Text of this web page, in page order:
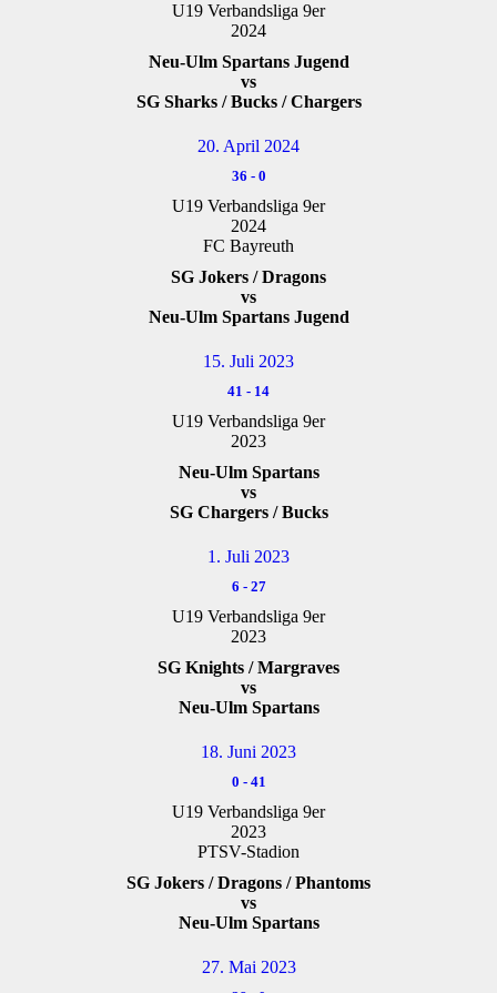
U19 Verbandsliga 9er
2024
Neu-Ulm Spartans Jugend
vs
SG Sharks / Bucks / Chargers
20. April 2024
36 - 0
U19 Verbandsliga 9er
2024
FC Bayreuth
SG Jokers / Dragons
vs
Neu-Ulm Spartans Jugend
15. Juli 2023
41 - 14
U19 Verbandsliga 9er
2023
Neu-Ulm Spartans
vs
SG Chargers / Bucks
1. Juli 2023
6 - 27
U19 Verbandsliga 9er
2023
SG Knights / Margraves
vs
Neu-Ulm Spartans
18. Juni 2023
0 - 41
U19 Verbandsliga 9er
2023
PTSV-Stadion
SG Jokers / Dragons / Phantoms
vs
Neu-Ulm Spartans
27. Mai 2023